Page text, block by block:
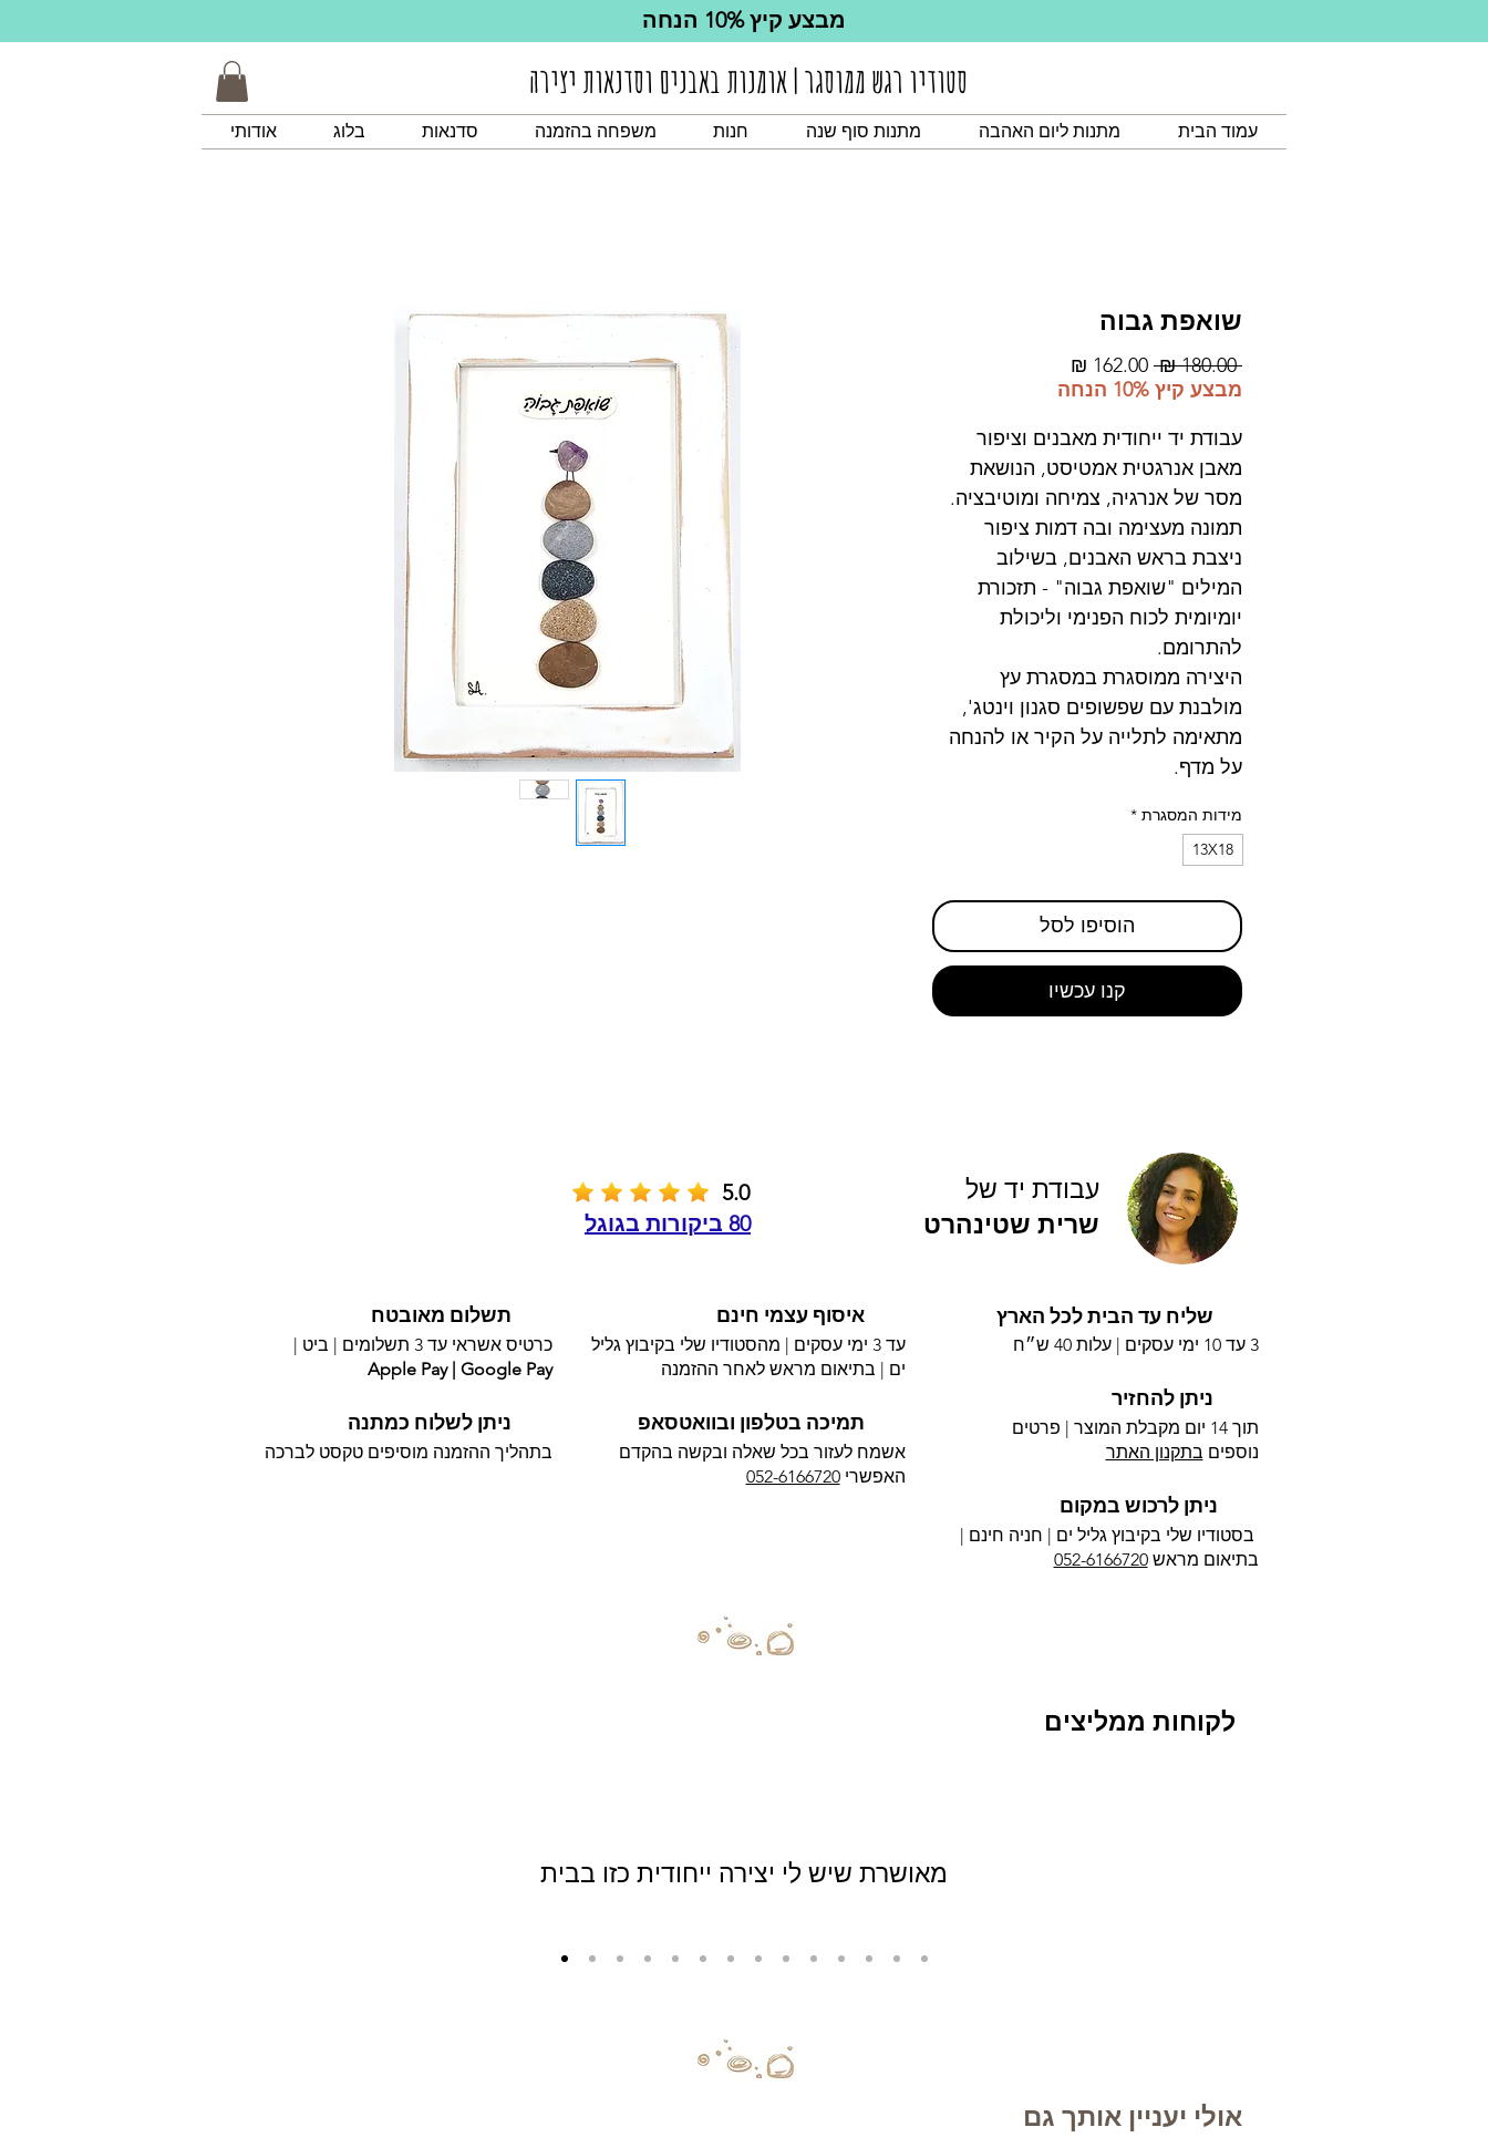
מבצע קיץ 10% הנחה
סטודיו רגש ממוסגר | אומנות באבנים וסדנאות יצירה
עמוד הבית מתנות ליום האהבה מתנות סוף שנה חנות משפחה בהזמנה סדנאות בלוג אודותי
שואפת גבוה
‏180.00 ‏₪
מחיר
רגיל
מבצע
מבצע קיץ 10% הנחה
עבודת יד ייחודית מאבנים וציפור
מאבן אנרגטית אמטיסט, הנושאת
מסר של אנרגיה, צמיחה ומוטיבציה.
תמונה מעצימה ובה דמות ציפור
ניצבת בראש האבנים, בשילוב
המילים "שואפת גבוה" - תזכורת
יומיומית לכוח הפנימי וליכולת
להתרומם.
היצירה ממוסגרת במסגרת עץ
מולבנת עם שפשופים סגנון וינטג',
מתאימה לתלייה על הקיר או להנחה
על מדף.
מידות המסגרת *
13X18
הוסיפו לסל
קנו עכשיו
5.0
80 ביקורות בגוגל
עבודת יד של
שרית שטינהרט
שליח עד הבית לכל הארץ
3 עד 10 ימי עסקים | עלות 40 ש״ח
ניתן להחזיר
תוך 14 יום מקבלת המוצר | פרטים
נוספים בתקנון האתר
ניתן לרכוש במקום
בסטודיו שלי בקיבוץ גליל ים | חניה חינם |
בתיאום מראש052-6166720
איסוף עצמי חינם
עד 3 ימי עסקים | מהסטודיו שלי בקיבוץ גליל
ים | בתיאום מראש לאחר ההזמנה
תמיכה בטלפון ובוואטסאפ
אשמח לעזור בכל שאלה ובקשה בהקדם
האפשרי​ 052-6166720
תשלום מאובטח
כרטיס אשראי עד 3 תשלומים |
ביט |
Apple Pay | Google Pay
ניתן לשלוח כמתנה
בתהליך ההזמנה מוסיפים טקסט לברכה
לקוחות ממליצים
מאושרת שיש לי יצירה ייחודית כזו בבית
אולי יעניין אותך גם